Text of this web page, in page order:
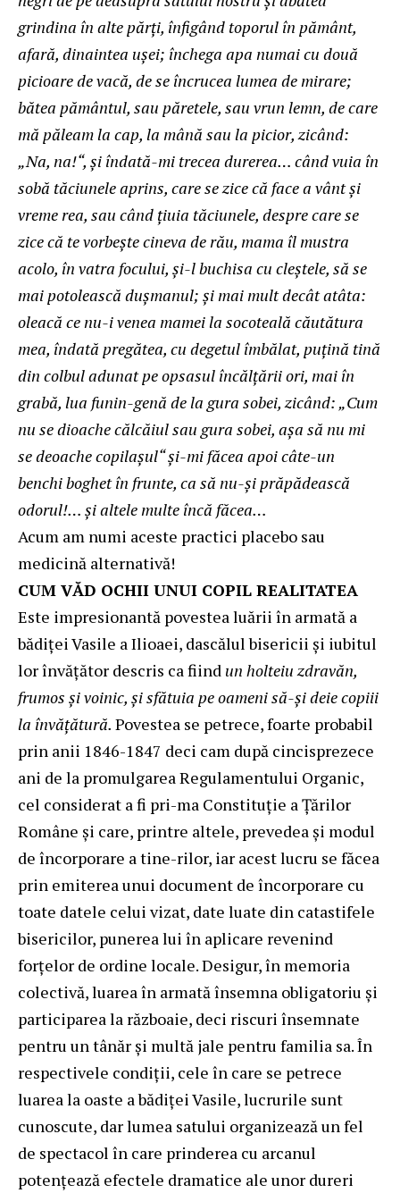
grindina în alte părţi, înfigând toporul în pământ,
afară, dinaintea uşei; închega apa numai cu două
picioare de vacă, de se încrucea lumea de mirare;
bătea pământul, sau păretele, sau vrun lemn, de care
mă păleam la cap, la mână sau la picior, zicând:
„Na, na!“, şi îndată-mi trecea durerea… când vuia în
sobă tăciunele aprins, care se zice că face a vânt şi
vreme rea, sau când ţiuia tăciunele, despre care se
zice că te vorbeşte cineva de rău, mama îl mustra
acolo, în vatra focului, şi-l buchisa cu cleştele, să se
mai potolească duşmanul; şi mai mult decât atâta:
oleacă ce nu-i venea mamei la socoteală căutătura
mea, îndată pregătea, cu degetul îmbălat, puţină tină
din colbul adunat pe opsasul încălţării ori, mai în
grabă, lua funin-genă de la gura sobei, zicând: „Cum
nu se dioache călcăiul sau gura sobei, aşa să nu mi
se deoache copilaşul“ şi-mi făcea apoi câte-un
benchi boghet în frunte, ca să nu-şi prăpădească
odorul!… şi altele multe încă făcea…
Acum am numi aceste practici placebo sau
medicină alternativă!
CUM VĂD OCHII UNUI COPIL REALITATEA
Este impresionantă povestea luării în armată a
bădiţei Vasile a Ilioaei, dascălul bisericii și iubitul
lor învățător descris ca fiind un holteiu zdravăn,
frumos şi voinic, şi sfătuia pe oameni să-şi deie copiii
la învăţătură. Povestea se petrece, foarte probabil
prin anii 1846-1847 deci cam după cincisprezece
ani de la promulgarea Regulamentului Organic,
cel considerat a fi pri-ma Constituție a Țărilor
Române și care, printre altele, prevedea și modul
de încorporare a tine-rilor, iar acest lucru se făcea
prin emiterea unui document de încorporare cu
toate datele celui vizat, date luate din catastifele
bisericilor, punerea lui în aplicare revenind
forțelor de ordine locale. Desigur, în memoria
colectivă, luarea în armată însemna obligatoriu și
participarea la războaie, deci riscuri însemnate
pentru un tânăr și multă jale pentru familia sa. În
respectivele condiții, cele în care se petrece
luarea la oaste a bădiței Vasile, lucrurile sunt
cunoscute, dar lumea satului organizează un fel
de spectacol în care prinderea cu arcanul
potențează efectele dramatice ale unor dureri